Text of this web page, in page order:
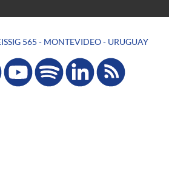
565 - MONTEVIDEO - URUGUAY